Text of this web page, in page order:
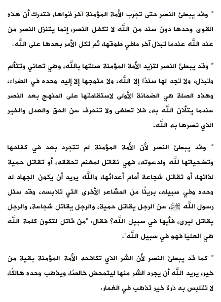
* وقد يبطئ النصر حتى تجرب الأمة المؤمنة آخر قواها، فتدرك أن هذه
القوى وحدها دون سند من الله لا تكفل النصر، إنما يتنزل النصر من
عند الله عندما تبذل آخر مافي طوقها، ثم تكل الأمر بعدها على الله.
* وقد يبطئ النصر لتزيد الأمة المؤمنة صلتها بالله، وهي تعاني وتتألم
وتبذل، ولا تجد لها سندًا إلا الله، ولا متوجها إلا إليه وحده في الضراء،
وهذه الصلة هي الضمانة الأولى لاستقامتها على المنهج بعد النصر
عندما يتأذن الله به، فلا تطغى ولا تنحرف عن الحق والعدل والخير
الذي نصرها به الله.
* وقد يبطئ النصر لأن الأمة المؤمنة لم تتجرد بعد في كفاحها
وتضحياتها لله ولدعوته، فهي نقاتل لمغنم تحققه، أو تقاتل حمية
لذاتها، أو تقاتل شجاعة أمام أعدائها، والله يريد أن يكون الجهاد له
وحده وفي سبيله، بريئًا من المشاعر الأخرى التي تلابسه، وقد سئل
رسول الله ﷺ، عن الرجل يقاتل حمية، والرجل يقاتل شجاعة، والرجل
يقاتل ليرى، فأيها في سبيل الله؟ فقال: “من قاتل لتكون كلمة الله
هي العليا فهو في سبيل الله”.
* كما قد يبطئ النصر لأن الشر الذي تكافحه الأمة المؤمنة بقية من
خير، يريد الله أن يجرد الشر منها ليتمحض خالصًا، ويذهب وحده هالكًا،
لا تتلبس به ذرة خير تذهب في الغمار.